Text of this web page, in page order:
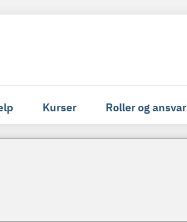
Kurser Roller og ansvar